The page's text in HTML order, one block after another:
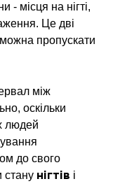
- місця на нігті,
Це дві
пропускати
між
оскільки
людей
до свого
стану нігтів і